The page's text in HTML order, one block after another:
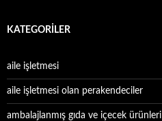
KATEGORILER
aile işletmesi
aile işletmesi olan perakendeciler
ambalajlanmış gıda ve içecek ürünleri